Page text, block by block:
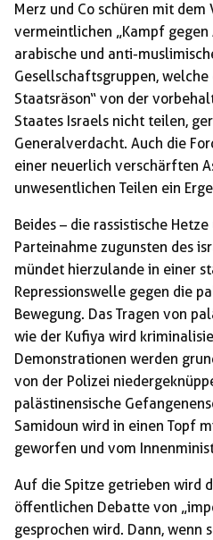
Merz und Co schüren mit dem
vermeintlichen „Kampf gegen
arabische und anti-
Gesellschaftsgruppen, welche
Staatsräson“ von der
Staates Israels nicht teilen,
Generalverdacht. Auch die
einer neuerlich verschärften
unwesentlichen Teilen ein
Beides – die rassistische
Parteinahme zugunsten des
mündet hierzulande in einer
Repressionswelle gegen die
Bewegung. Das Tragen von
wie der Kufiya wird
Demonstrationen werden
von der Polizei
palästinensische
Samidoun wird in einen Topf
geworfen und vom
Auf die Spitze getrieben wird
öffentlichen Debatte von
gesprochen wird. Dann, wenn